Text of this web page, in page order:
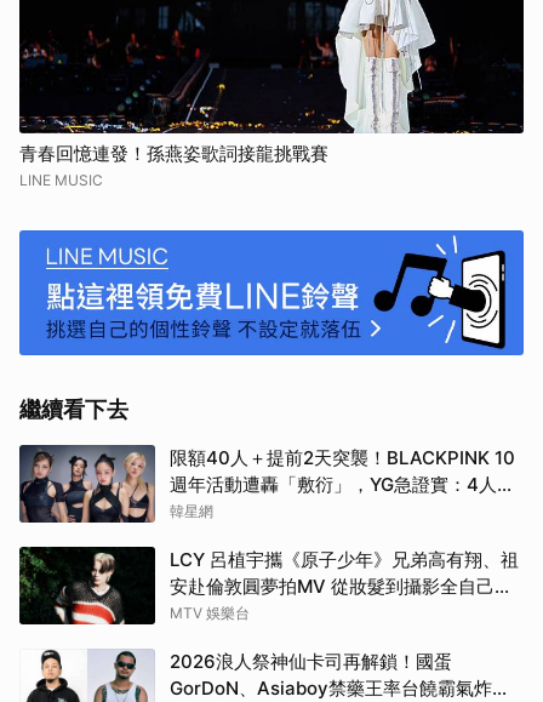
青春回憶連發！孫燕姿歌詞接龍挑戰賽
LINE MUSIC
繼續看下去
限額40人＋提前2天突襲！BLACKPINK 10
週年活動遭轟「敷衍」，YG急證實：4人確
定完全體出席
韓星網
LCY 呂植宇攜《原子少年》兄弟高有翔、祖
安赴倫敦圓夢拍MV 從妝髮到攝影全自己
來！
MTV 娛樂台
2026浪人祭神仙卡司再解鎖！國蛋
GorDoN、Asiaboy禁藥王率台饒霸氣炸翻